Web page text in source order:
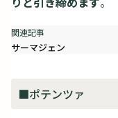
サーマジェン
■ポテンツァ